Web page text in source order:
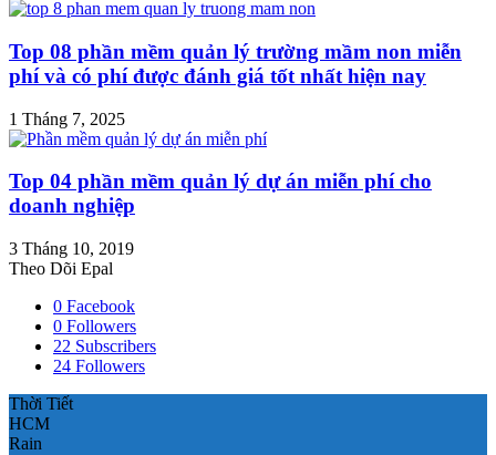
Top 08 phần mềm quản lý trường mầm non miễn
phí và có phí được đánh giá tốt nhất hiện nay
1 Tháng 7, 2025
Top 04 phần mềm quản lý dự án miễn phí cho
doanh nghiệp
3 Tháng 10, 2019
Theo Dõi Epal
0 Facebook
0 Followers
22 Subscribers
24 Followers
Thời Tiết
HCM
Rain